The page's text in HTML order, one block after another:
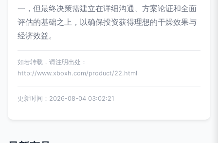
一，但最终决策需建立在详细沟通、方案论证和全面
评估的基础之上，以确保投资获得理想的干燥效果与
经济效益。
如若转载，请注明出处：
http://www.xboxh.com/product/22.html
更新时间：2026-08-04 03:02:21